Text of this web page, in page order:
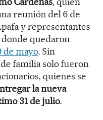
reunión del 6 de
y representantes
quedaron
de mayo. Sin
familia solo fueron
quienes se
la nueva
31 de julio.